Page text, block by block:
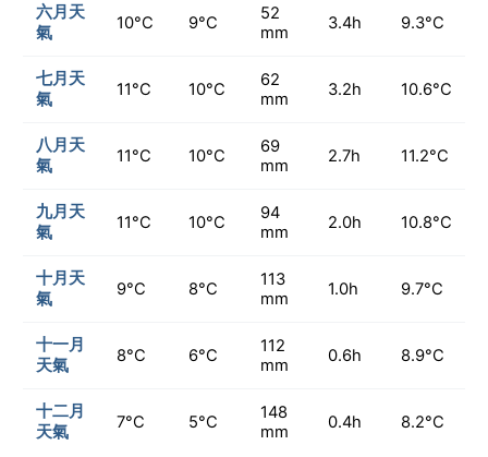
六月天
氣
10°C 9°C
52
mm
3.4h 9.3°C
七月天
氣
11°C 10°C
62
mm
3.2h 10.6°C
八月天
氣
11°C 10°C
69
mm
2.7h 11.2°C
九月天
氣
11°C 10°C
94
mm
2.0h 10.8°C
十月天
氣
9°C 8°C
113
mm
1.0h 9.7°C
十一月
天氣
8°C 6°C
112
mm
0.6h 8.9°C
十二月
天氣
7°C 5°C
148
mm
0.4h 8.2°C